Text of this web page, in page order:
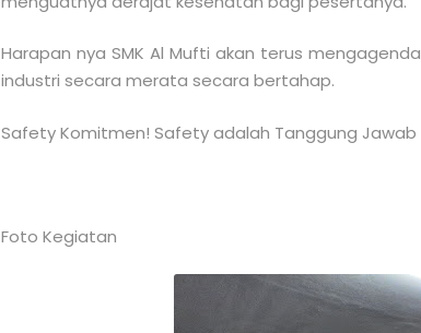
Harapan nya SMK Al Mufti akan terus
industri secara merata secara bertahap.
Safety Komitmen! Safety adalah Tanggung Jawab
Foto Kegiatan